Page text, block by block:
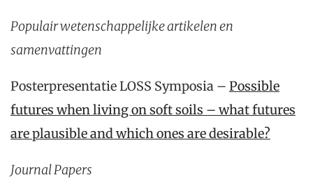
Populair wetenschappelijke artikelen en
samenvattingen
Posterpresentatie LOSS Symposia – Possible
futures when living on soft soils – what futures
are plausible and which ones are desirable?
Journal Papers